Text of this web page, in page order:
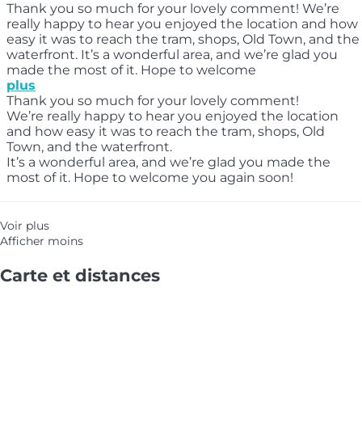
Thank you so much for your lovely comment! We’re
really happy to hear you enjoyed the location and how
easy it was to reach the tram, shops, Old Town, and the
waterfront. It’s a wonderful area, and we’re glad you
made the most of it. Hope to welcome
plus
Thank you so much for your lovely comment!
We’re really happy to hear you enjoyed the location
and how easy it was to reach the tram, shops, Old
Town, and the waterfront.
It’s a wonderful area, and we’re glad you made the
most of it. Hope to welcome you again soon!
Voir plus
Afficher moins
Carte et distances